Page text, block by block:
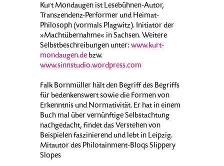
Kurt Mondaugen ist Lesebühnen-Autor,
Transzendenz-Performer und Heimat-
Philosoph (vormals Plagwitz). Initiator der
»Machtübernahme« in Sachsen. Weitere
Selbstbeschreibungen unter: www.kurt-
mondaugen.de bzw.
www.sinnstudio.wordpress.com
Falk Bornmüller hält den Begriff des Begriffs
für bedenkenswert sowie die Formen von
Erkenntnis und Normativität. Er hat in einem
Buch mal über vernünftige Selbstachtung
nachgedacht, findet das Verstehen von
Beispielen faszinierend und lebt in Leipzig.
Mitautor des Philotainment-Bloqs Slippery
Slopes